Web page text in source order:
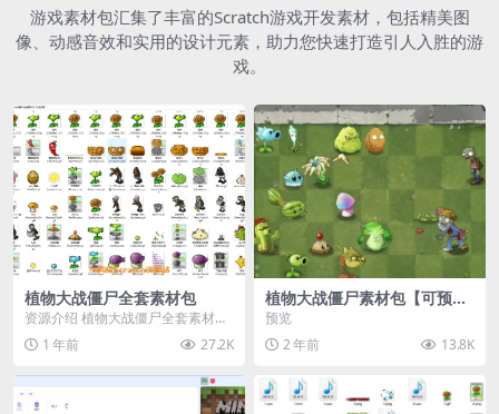
游戏素材包汇集了丰富的Scratch游戏开发素材，包括精美图
像、动感音效和实用的设计元素，助力您快速打造引人入胜的游
戏。
植物大战僵尸全套素材包
资源介绍 植物大战僵尸全套素材
包，包含227个丰富多样的素材，
涵盖角色、背景、动...
1 年前 27.2K
植物大战僵尸素材包【可预
览】
预览
2 年前
13.8K